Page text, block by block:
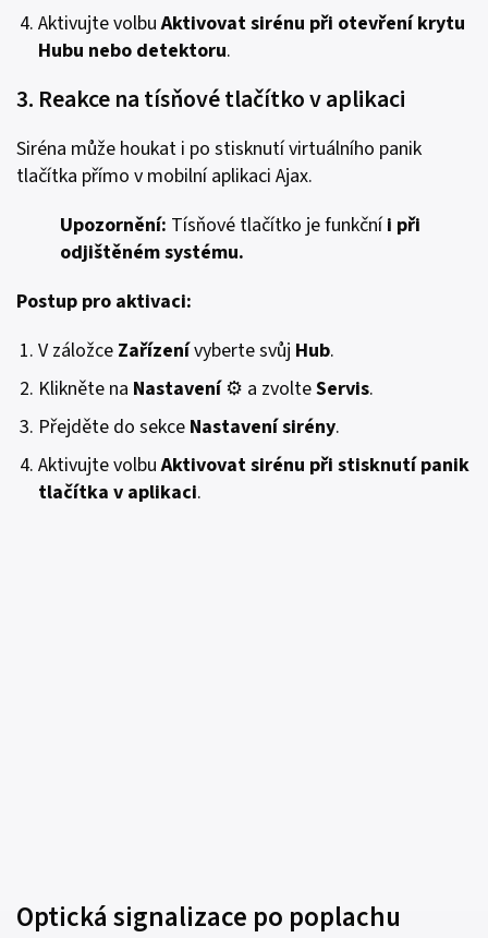
Aktivujte volbuAktivovat sirénu při otevření krytu
Hubu nebo detektoru.
3. Reakce na tísňové tlačítko v aplikaci
Siréna může houkat i po stisknutí virtuálního panik
tlačítka přímo v mobilní aplikaci Ajax.
Upozornění: Tísňové tlačítko je funkčníi při
odjištěném systému.
Postup pro aktivaci:
V záložce Zařízenívyberte svůj Hub.
Klikněte na Nastavení⚙️ a zvolteServis.
Přejděte do sekce Nastavení sirény.
Aktivujte volbuAktivovat sirénu při stisknutí panik
tlačítka v aplikaci.
Optická signalizace po poplachu